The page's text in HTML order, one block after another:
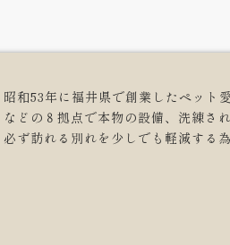
昭和53年に福井県で創業したペット
などの８拠点で本物の設備、洗練さ
必ず訪れる別れを少しでも軽減する